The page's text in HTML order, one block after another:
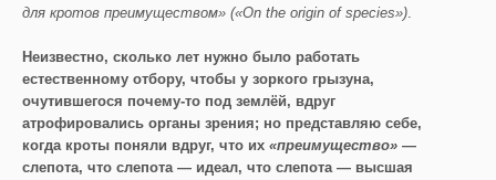
для кротов преимуществом» («On the origin of species»).
Неизвестно, сколько лет нужно было работать
естественному отбору, чтобы у зоркого грызуна,
очутившегося почему-то под землёй, вдруг
атрофировались органы зрения; но представляю себе,
когда кроты поняли вдруг, что их «преимущество» —
слепота, что слепота — идеал, что слепота — высшая